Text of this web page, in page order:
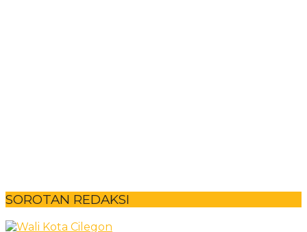
SOROTAN REDAKSI